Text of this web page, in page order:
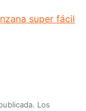
super fácil
Los